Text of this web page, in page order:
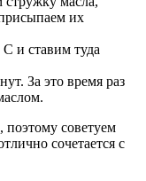
их
и ставим туда
За это время раз
советуем
сочетается с